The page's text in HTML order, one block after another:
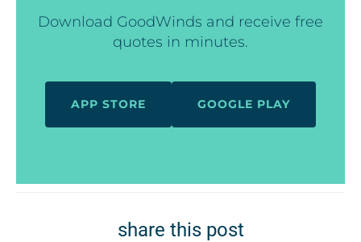
Download GoodWinds and receive free
quotes in minutes.
APP STORE GOOGLE PLAY
share this post